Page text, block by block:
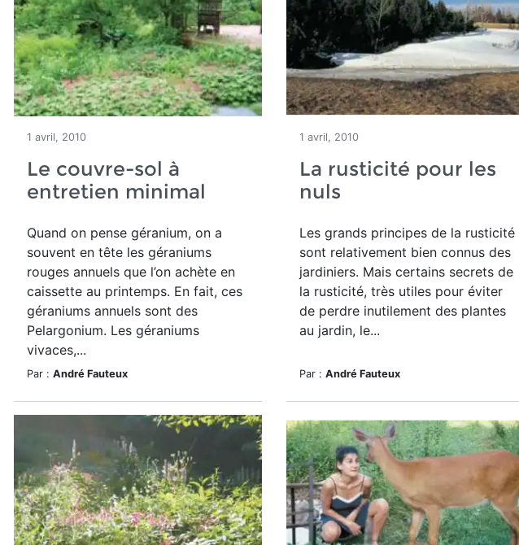
1 avril, 2010
Le couvre-sol à
entretien minimal
Quand on pense géranium, on a
souvent en tête les géraniums
rouges annuels que l’on achète en
caissette au printemps. En fait, ces
géraniums annuels sont des
Pelargonium. Les géraniums
vivaces,...
Par : André Fauteux
1 avril, 2010
La rusticité pour les
nuls
Les grands principes de la rusticité
sont relativement bien connus des
jardiniers. Mais certains secrets de
la rusticité, très utiles pour éviter
de perdre inutilement des plantes
au jardin, le...
Par : André Fauteux